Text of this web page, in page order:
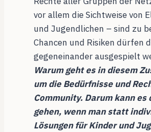
vor allem die Sichtweise von
und Jugendlichen – sind zu
Chancen und Risiken dürfen
gegeneinander ausgespielt
Warum geht es in diesem
um die Bedürfnisse und
Community. Darum kann es
gehen, wenn man statt
Lösungen für Kinder und